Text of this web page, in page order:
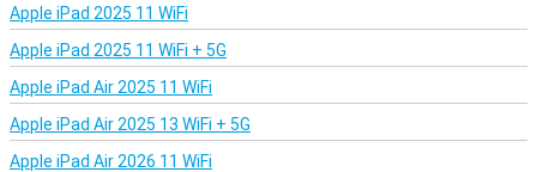
Apple iPad 2025 11 WiFi
Apple iPad 2025 11 WiFi + 5G
Apple iPad Air 2025 11 WiFi
Apple iPad Air 2025 13 WiFi + 5G
Apple iPad Air 2026 11 WiFi